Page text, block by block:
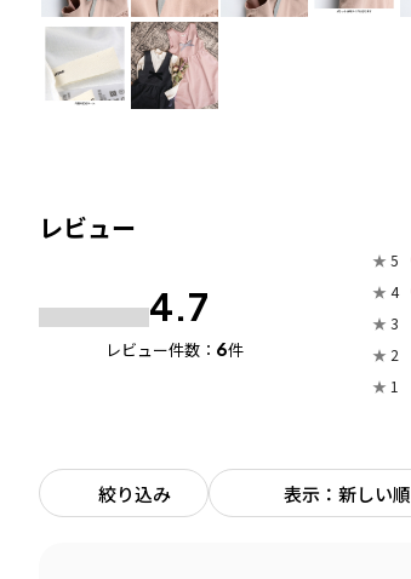
レビュー
4.7
レビュー件数： 6件
★ 5
★ 4
★ 3
★ 2
★ 1
絞り込み 表示：新しい順